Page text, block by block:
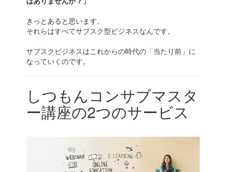
きっとあると思います。
それらはすべてサブスク型ビジネスなんです。
サブスクビジネスはこれからの時代の「当たり前」に
なっていくのです。
しつもんコンサブマスタ
ー講座の2つのサービス